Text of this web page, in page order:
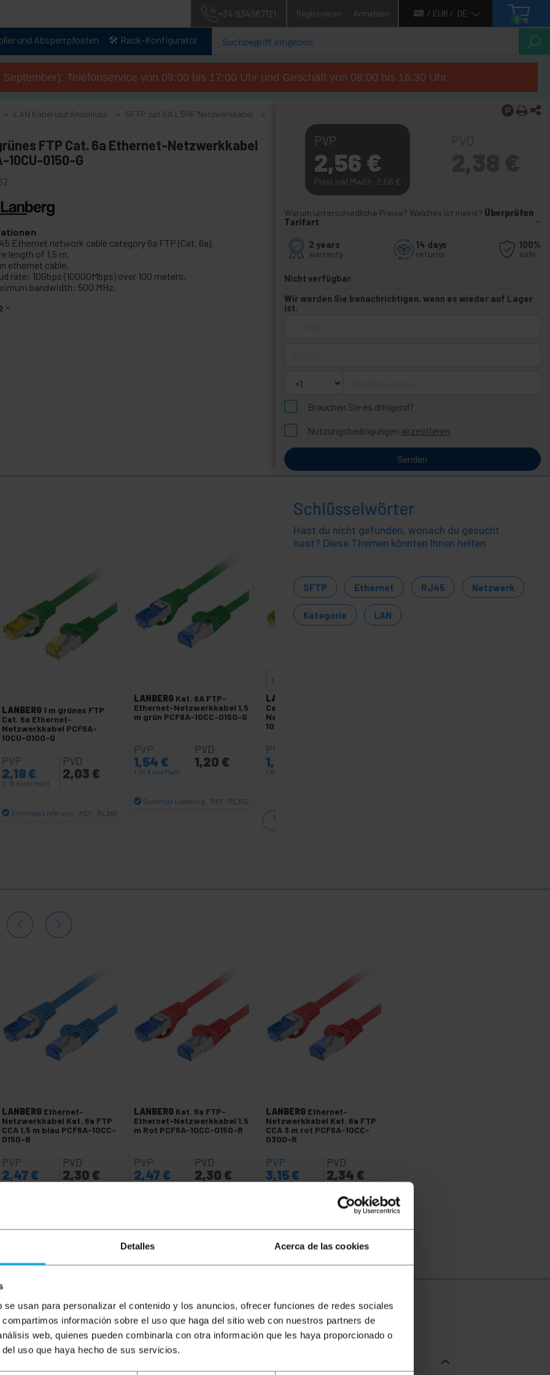
Detalles Acerca de las cookies
usan para personalizar el contenido y los anuncios, ofrecer funciones de redes sociales
información sobre el uso que haga del sitio web con nuestros partners de
web, quienes pueden combinarla con otra información que les haya proporcionado o
uso que haya hecho de sus servicios.
+34 934987121 Registrieren Anmelden / EUR / DE
0
und Absperrpfosten 🛠️ Rack-Konfigurator
Telefonservice von 09:00 bis 17:00 Uhr und Geschäft von 08:00 bis 16:30 Uhr.
LAN Kabel und Anschluss
SFTP cat.6A LSHF Netzwerkkabel
FTP Cat. 6a Ethernet-Netzwerkkabel
10CU-0150-G
Ethernet network cable category 6a FTP (Cat. 6a).
length of 1,5 m.
ethernet cable.
rate: 10Gbps (10000Mbps) over 100 meters.
bandwidth: 500 MHz.
PVP
2,56 €
Preis inkl MwSt: 2,56 €
Warum unterschiedliche Preise? Welches ist meins? Überprüfen
Tarifart
2 years
warranty
14 days
returns
100%
safe
Nicht verfügbar
Wir werden Sie benachrichtigen, wenn es wieder auf Lager
ist.
Brauchen Sie es dringend?
Nutzungsbedingungen akzeptieren
Senden
LANBERG1 m grünes FTP
Cat. 6a Ethernet-
Netzwerkkabel PCF6A-
10CU-0100-G
PVP
2,18€
2,18 € inkl MwSt
PVD
2,03 €
Sofortige Lieferung REF: RL363
LANBERG Kat. 6A FTP-
Ethernet-Netzwerkkabel 1,5
m grün PCF6A-10CC-0150-G
PVP
1,54 €
1,54 € inkl MwSt
PVD
1,20 €
Sofortige Lieferung REF: RL352
LANBERG
Cat. 6a Ethernet-
Netzwerkkabel PCF6A-
10CU-0050-G
PVP
1,66
1,66
LASSEN SIE MICH WISSEN,
Schlüsselwörter
Hast du nicht gefunden, wonach du gesucht
hast? Diese Themen könnten Ihnen helfen
SFTP Ethernet RJ45 Netzwerk
Kategorie LAN
LANBERG Ethernet-
Netzwerkkabel Kat. 6a FTP
CCA 1,5 m blau PCF6A-10CC-
0150-B
PVP
2,47€
2,47€inkl MwSt
PVD
2,30 €
Menge
LANBERG Kat. 6a FTP-
Ethernet-Netzwerkkabel 1,5
m Rot PCF6A-10CC-0150-R
PVP
2,47€
2,47€inkl MwSt
PVD
2,30 €
Menge
LANBERG Ethernet-
Netzwerkkabel Kat. 6a FTP
CCA 3 m rot PCF6A-10CC-
0300-R
PVP
3,15€
3,15€inkl MwSt
PVD
2,34 €
REF: RL388
Menge